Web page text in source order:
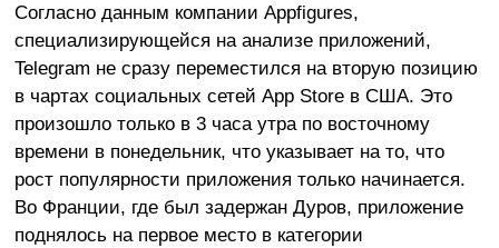
Согласно данным компании Appfigures,
специализирующейся на анализе приложений,
Telegram не сразу переместился на вторую позицию
в чартах социальных сетей App Store в США. Это
произошло только в 3 часа утра по восточному
времени в понедельник, что указывает на то, что
рост популярности приложения только начинается.
Во Франции, где был задержан Дуров, приложение
поднялось на первое место в категории